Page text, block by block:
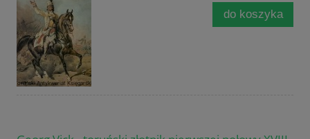
do koszyka